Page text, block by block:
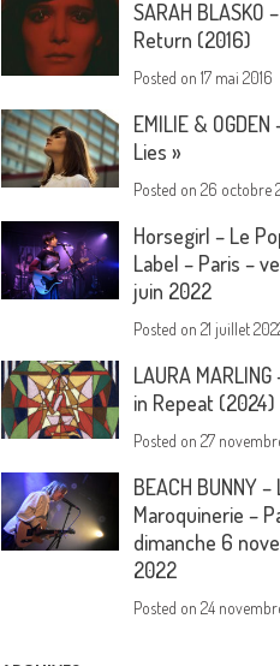
SARAH BLASKO
Return (2016)
Posted on17 mai 2016
EMILIE &
Lies »
Posted on26 octobre
Horsegirl – Le
Label – Paris –
juin 2022
Posted on21 juillet
LAURA
in Repeat (2024)
Posted on27
BEACH BUNNY –
Maroquinerie –
dimanche 6
2022
Posted on24